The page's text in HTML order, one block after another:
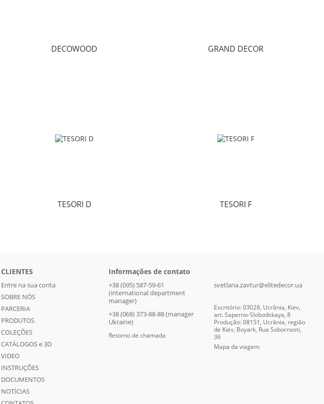
DECOWOOD GRAND DECOR
TESORI D TESORI F
CLIENTES
Entre na sua conta
SOBRE NÓS
PARCERIA
PRODUTOS
COLEÇÕES
CATÁLOGOS e 3D
VIDEO
INSTRUÇÕES
DOCUMENTOS
NOTÍCIAS
Informações de contato
+38 (095) 587-59-61
(international department
manager)
+38 (068) 373-88-88 (manager
Ukraine)
Retorno de chamada
svetlana.zavtur@elitedecor.ua
Escritório: 03028, Ucrânia, Kiev,
art. Saperno-Slobodskaya, 8
Produção: 08151, Ucrânia, região
de Kiev, Boyark, Rua Sobornosti,
36
Mapa da viagem